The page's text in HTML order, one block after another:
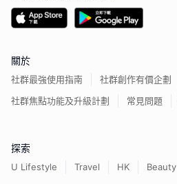
關於
社群最強使用指南
社群創作有價企劃
社群焦點功能及升級計劃
常見問題
探索
U Lifestyle Travel HK Beauty